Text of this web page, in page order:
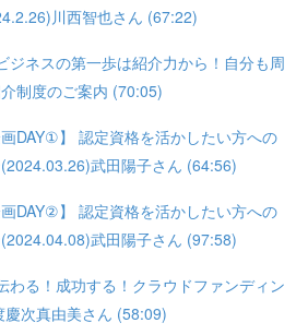
川西智也さん (67:22)
ジネスの第一歩は紹介力から！自分も周
制度のご案内 (70:05)
画DAY①】 認定資格を活かしたい方への
武田陽子さん (64:56)
画DAY②】 認定資格を活かしたい方への
武田陽子さん (97:58)
わる！成功する！クラウドファンディン
次真由美さん (58:09)